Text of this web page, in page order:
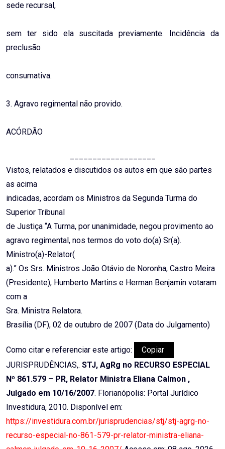
sede recursal,
sem ter sido ela suscitada previamente. Incidência da
preclusão
consumativa.
3. Agravo regimental não provido.
ACÓRDÃO
Vistos, relatados e discutidos os autos em que são partes
as acima
indicadas, acordam os Ministros da Segunda Turma do
Superior Tribunal
de Justiça “A Turma, por unanimidade, negou provimento ao
agravo regimental, nos termos do voto do(a) Sr(a).
Ministro(a)-Relator(
a).” Os Srs. Ministros João Otávio de Noronha, Castro Meira
(Presidente), Humberto Martins e Herman Benjamin votaram
com a
Sra. Ministra Relatora.
Brasília (DF), 02 de outubro de 2007 (Data do Julgamento)
Como citar e referenciar este artigo:
Copiar
JURISPRUDÊNCIAS,. STJ, AgRg no RECURSO ESPECIAL
Nº 861.579 – PR, Relator Ministra Eliana Calmon ,
Julgado em 10/16/2007. Florianópolis: Portal Jurídico
Investidura, 2010. Disponível em:
https://investidura.com.br/jurisprudencias/stj/stj-agrg-no-
recurso-especial-no-861-579-pr-relator-ministra-eliana-